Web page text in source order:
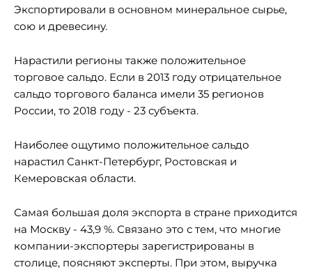
Экспортировали в основном минеральное сырье,
сою и древесину.
Нарастили регионы также положительное
торговое сальдо. Если в 2013 году отрицательное
сальдо торгового баланса имели 35 регионов
России, то 2018 году - 23 субъекта.
Наиболее ощутимо положительное сальдо
нарастил Санкт-Петербург, Ростовская и
Кемеровская области.
Самая большая доля экспорта в стране приходится
на Москву - 43,9 %. Связано это с тем, что многие
компании-экспортеры зарегистрированы в
столице, поясняют эксперты. При этом, выручка